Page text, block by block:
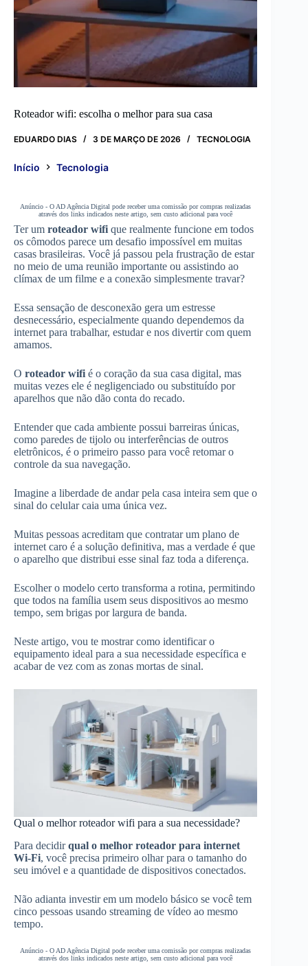
Roteador wifi: escolha o melhor para sua casa
EDUARDO DIAS 3 DE MARÇO DE 2026 TECNOLOGIA
Início Tecnologia
Anúncio - O AD Agência Digital pode receber uma comissão por compras realizadas
através dos links indicados neste artigo, sem custo adicional para você
Ter um roteador wifi que realmente funcione em todos
os cômodos parece um desafio impossível em muitas
casas brasileiras. Você já passou pela frustração de estar
no meio de uma reunião importante ou assistindo ao
clímax de um filme e a conexão simplesmente travar?
Essa sensação de desconexão gera um estresse
desnecessário, especialmente quando dependemos da
internet para trabalhar, estudar e nos divertir com quem
amamos.
O roteador wifi é o coração da sua casa digital, mas
muitas vezes ele é negligenciado ou substituído por
aparelhos que não dão conta do recado.
Entender que cada ambiente possui barreiras únicas,
como paredes de tijolo ou interferências de outros
eletrônicos, é o primeiro passo para você retomar o
controle da sua navegação.
Imagine a liberdade de andar pela casa inteira sem que o
sinal do celular caia uma única vez.
Muitas pessoas acreditam que contratar um plano de
internet caro é a solução definitiva, mas a verdade é que
o aparelho que distribui esse sinal faz toda a diferença.
Escolher o modelo certo transforma a rotina, permitindo
que todos na família usem seus dispositivos ao mesmo
tempo, sem brigas por largura de banda.
Neste artigo, vou te mostrar como identificar o
equipamento ideal para a sua necessidade específica e
acabar de vez com as zonas mortas de sinal.
Qual o melhor roteador wifi para a sua necessidade?
Para decidirqual o melhor roteador para internet
Wi-Fi, você precisa primeiro olhar para o tamanho do
seu imóvel e a quantidade de dispositivos conectados.
Não adianta investir em um modelo básico se você tem
cinco pessoas usando streaming de vídeo ao mesmo
tempo.
Anúncio - O AD Agência Digital pode receber uma comissão por compras realizadas
através dos links indicados neste artigo, sem custo adicional para você